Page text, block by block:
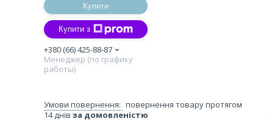
Купити
Купити з
+380 (66) 425-88-87
Менеджер (по графику
работы)
повернення товару протягом
14 днів за домовленістю